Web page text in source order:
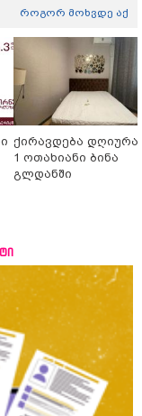
როგორ მოხვდე აქ
ქირავდება
1 ოთახიანი ბინა
გლდანში